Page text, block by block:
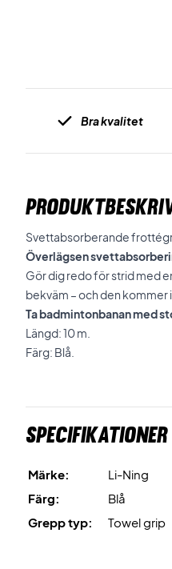
Bra kvalitet
Svettabsorberande
Överlägsen
Gör dig redo för strid med
bekväm – och den kommer
Ta badmintonbanan med
Längd: 10 m.
Färg: Blå.
Specifikationer
Märke:
Li-Ning
Färg:
Blå
Grepp typ:
Towel grip